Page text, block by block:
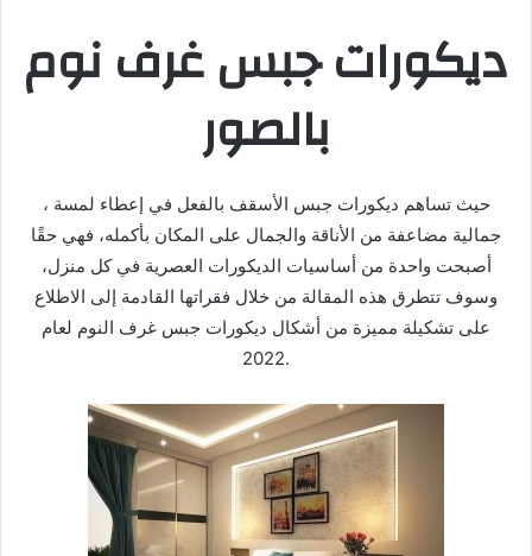
ديكورات جبس غرف نوم
بالصور
، حيث تساهم ديكورات جبس الأسقف بالفعل في إعطاء لمسة
جمالية مضاعفة من الأناقة والجمال على المكان بأكمله، فهي حقًا
أصبحت واحدة من أساسيات الديكورات العصرية في كل منزل،
وسوف تتطرق هذه المقالة من خلال فقراتها القادمة إلى الاطلاع
على تشكيلة مميزة من أشكال ديكورات جبس غرف النوم لعام
2022.